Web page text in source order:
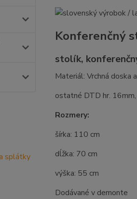
Konferenčný
stolík,
Materiál: Vrchná doska
ostatné DTD hr.
Rozmery:
šírka: 110 cm
dĺžka: 70 cm
výška: 55 cm
Dodávané v demonte